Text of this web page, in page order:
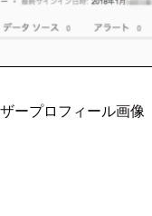
ープロフィール画像